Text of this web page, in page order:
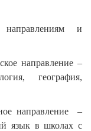
и
направление –
география,
направление –
язык в школах с